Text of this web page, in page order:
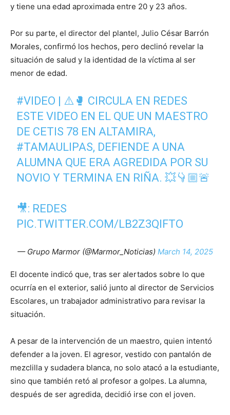
y tiene una edad aproximada entre 20 y 23 años.
Por su parte, el director del plantel, Julio César Barrón
Morales, confirmó los hechos, pero declinó revelar la
situación de salud y la identidad de la víctima al ser
menor de edad.
#VIDEO | ⚠️🥊 CIRCULA EN REDES
ESTE VIDEO EN EL QUE UN MAESTRO
DE CETIS 78 EN ALTAMIRA,
#TAMAULIPAS, DEFIENDE A UNA
ALUMNA QUE ERA AGREDIDA POR SU
NOVIO Y TERMINA EN RIÑA. 💥👇🏼🚨
🎥: REDES
PIC.TWITTER.COM/LB2Z3QIFTO
— Grupo Marmor (@Marmor_Noticias) March 14, 2025
El docente indicó que, tras ser alertados sobre lo que
ocurría en el exterior, salió junto al director de Servicios
Escolares, un trabajador administrativo para revisar la
situación.
A pesar de la intervención de un maestro, quien intentó
defender a la joven. El agresor, vestido con pantalón de
mezclilla y sudadera blanca, no solo atacó a la estudiante,
sino que también retó al profesor a golpes. La alumna,
después de ser agredida, decidió irse con el joven.